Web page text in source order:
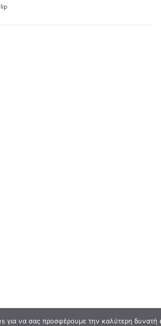
για να σας προσφέρουμε την καλύτερη δυνατή